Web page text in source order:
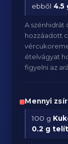
ebből 4.5
A szénhidrát
hozzáadott
ételvágyat
figyelni az
Mennyi
100 g
0.2 g